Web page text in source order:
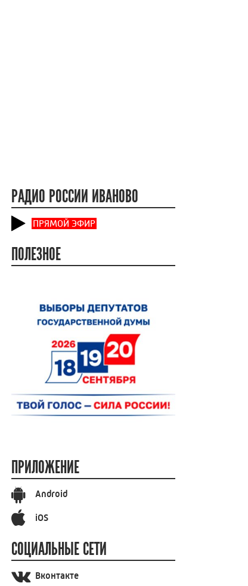
РАДИО РОССИИ ИВАНОВО
ПРЯМОЙ ЭФИР
ПОЛЕЗНОЕ
ПРИЛОЖЕНИЕ
Android
iOS
СОЦИАЛЬНЫЕ СЕТИ
Вконтакте